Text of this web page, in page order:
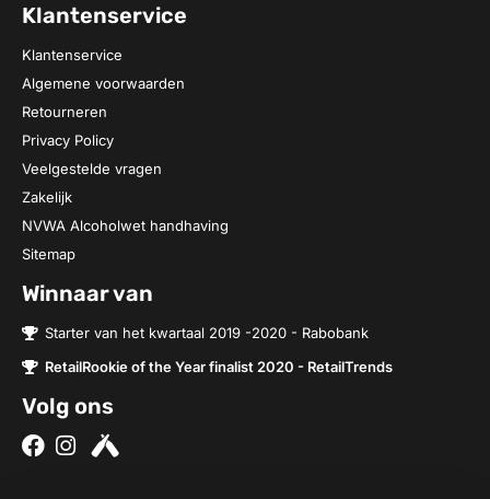
Klantenservice
Klantenservice
Algemene voorwaarden
Retourneren
Privacy Policy
Veelgestelde vragen
Zakelijk
NVWA Alcoholwet handhaving
Sitemap
Winnaar van
Starter van het kwartaal 2019 -2020 - Rabobank
RetailRookie of the Year finalist 2020 - RetailTrends
Volg ons